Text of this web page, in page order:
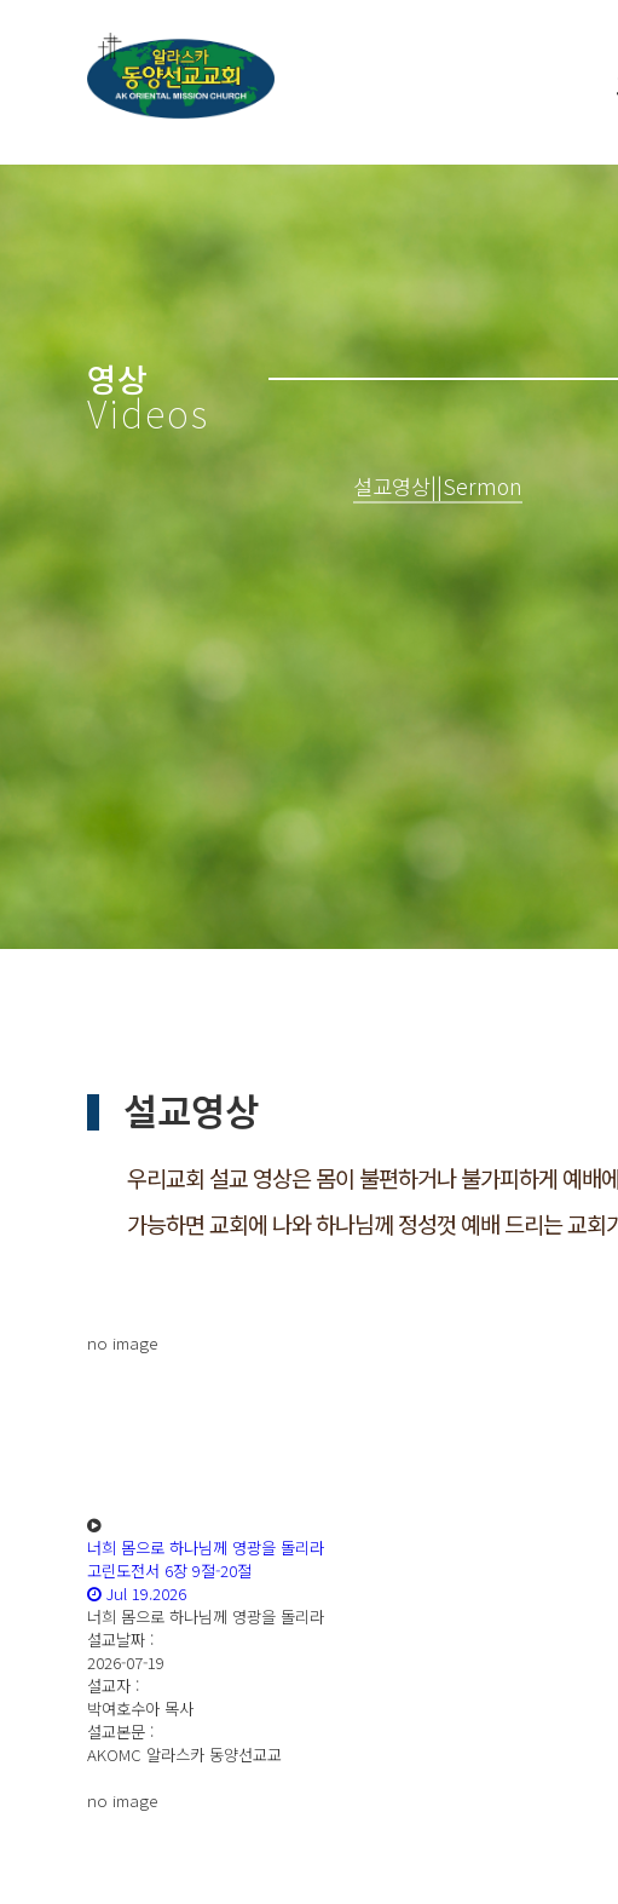
영상
Videos
설교영상||Sermon
설교영상
우리교회 설교 영상은 몸이 불편하거나 불가피하게 예배
가능하면 교회에 나와 하나님께 정성껏 예배 드리는 교회
no image
너희 몸으로 하나님께 영광을 돌리라
고린도전서 6장 9절-20절
Jul 19.2026
너희 몸으로 하나님께 영광을 돌리라
설교날짜 :
2026-07-19
설교자 :
박여호수아 목사
설교본문 :
AKOMC 알라스카 동양선교교
no image